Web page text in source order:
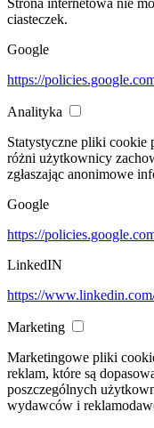
ciasteczek.
Google
https://
Analityka
Statystyczne pliki cookie
różni użytkownicy
zgłaszając anonimowe
Google
https://
LinkedIN
https://
Marketing
Marketingowe pliki
reklam, które są
poszczególnych
wydawców i